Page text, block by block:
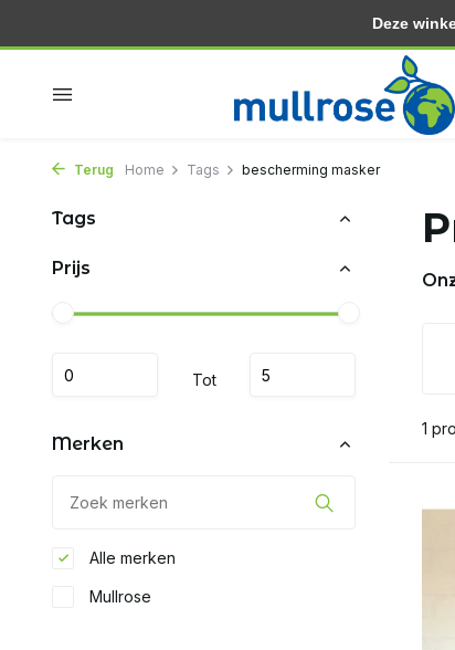
Gratis thuisbezorgd
Terug Home Tags bescherming masker
Tags
Prijs
Tot
Merken
Alle merken
Mullrose
1
Deze